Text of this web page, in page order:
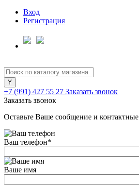
Вход
Регистрация
+7 (991) 427 55 27 Заказать звонок
Заказать звонок
Оставьте Ваше сообщение и
Ваш телефон*
Ваше имя